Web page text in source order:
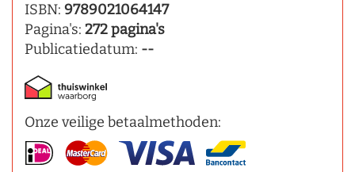
ISBN: 9789021064147
Pagina's: 272 pagina's
Publicatiedatum: --
Onze veilige betaalmethoden: